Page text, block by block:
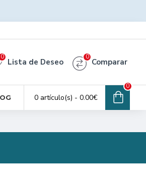
Lista de Deseo
0
Comparar
0
0 artículo(s) - 0.00€
0